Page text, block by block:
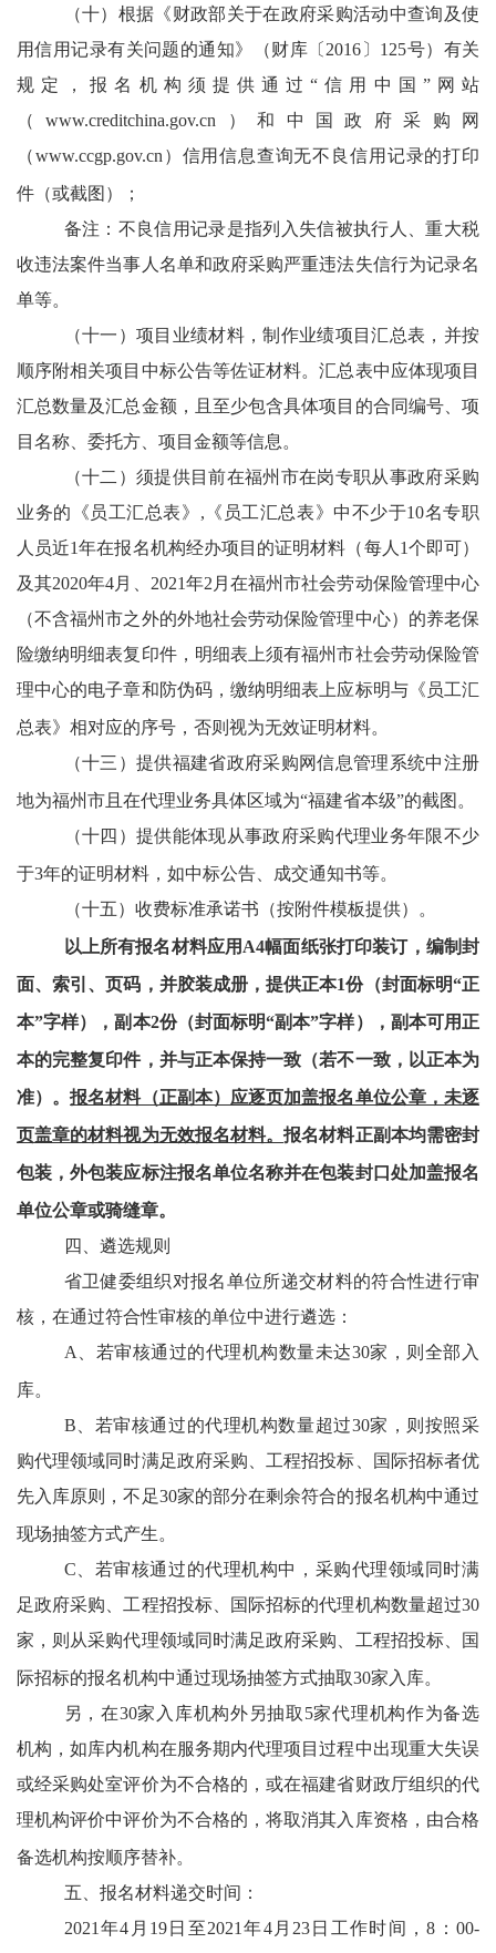
（十）根据《财政部关于在政府采购活动中查询及使
用信用记录有关问题的通知》（财库〔 2016〕125号）有关
规定，报名机构须提供通过“信用中国”网站
（www.creditchina.gov.cn）和中国政府采购网
（www.ccgp.gov.cn）信用信息查询无不良信用记录的打印
件（或截图）；
备注：不良信用记录是指列入失信被执行人、重大税
收违法案件当事人名单和政府采购严重违法失信行为记录名
单等。
（十一）项目业绩材料，制作业绩项目汇总表，并按
顺序附相关项目中标公告等佐证材料。汇总表中应体现项目
汇总数量及汇总金额，且至少包含具体项目的合同编号、项
目名称、委托方、项目金额等信息。
（十二）须提供目前在福州市在岗专职从事政府采购
业务的《员工汇总表》 ,《员工汇总表》中不少于10名专职
人员近1年在报名机构经办项目的证明材料（每人1个即可）
及其2020年4月、2021年2月在福州市社会劳动保险管理中心
（不含福州市之外的外地社会劳动保险管理中心）的养老保
险缴纳明细表复印件，明细表上须有福州市社会劳动保险管
理中心的电子章和防伪码，缴纳明细表上应标明与《员工汇
总表》相对应的序号，否则视为无效证明材料。
（十三）提供福建省政府采购网信息管理系统中注册
地为福州市且在代理业务具体区域为“福建省本级”的截图。
（十四）提供能体现从事政府采购代理业务年限不少
于3年的证明材料，如中标公告、成交通知书等。
（十五）收费标准承诺书（按附件模板提供）。
以上所有报名材料应用 A4幅面纸张打印装订，编制封
面、索引、页码，并胶装成册，提供正本1份（封面标明“正
本”字样），副本2份（封面标明“副本”字样），副本可用正
本的完整复印件，并与正本保持一致（若不一致，以正本为
准）。报名材料（正副本）应逐页加盖报名单位公章，未逐
页盖章的材料视为无效报名材料。报名材料正副本均需密封
包装，外包装应标注报名单位名称并在包装封口处加盖报名
单位公章或骑缝章。
四、遴选规则
省卫健委组织对报名单位所递交材料的符合性进行审
核，在通过符合性审核的单位中进行遴选：
A、 若审核通过的代理机构数量未达30家，则全部入
库。
B、 若审核通过的代理机构数量超过30家，则按照采
购代理领域同时满足政府采购、工程招投标、国际招标者优
先入库原则，不足30家的部分在剩余符合的报名机构中通过
现场抽签方式产生。
C、 若审核通过的代理机构中，采购代理领域同时满
足政府采购、工程招投标、国际招标的代理机构数量超过30
家，则从采购代理领域同时满足政府采购、工程招投标、国
际招标的报名机构中通过现场抽签方式抽取30家入库。
另，在30家入库机构外另抽取5家代理机构作为备选
机构，如库内机构在服务期内代理项目过程中出现重大失误
或经采购处室评价为不合格的，或在福建省财政厅组织的代
理机构评价中评价为不合格的，将取消其入库资格，由合格
备选机构按顺序替补。
五、报名材料递交时间：
2021年4月19日至2021年4月23日工作时间，8：00-